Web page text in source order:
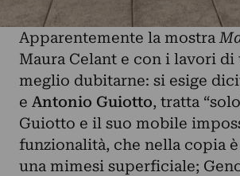
Apparentemente la mostra
Maura Celant e con i lavori
meglio dubitarne: si esige
e Antonio Guiotto, tratta
Guiotto e il suo mobile
funzionalità, che nella copia
una mimesi superficiale;